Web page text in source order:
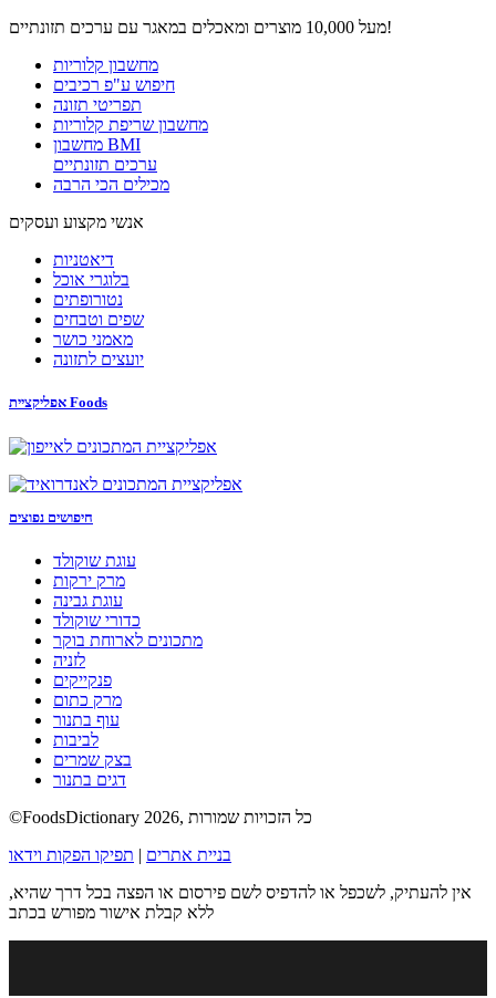
מעל 10,000 מוצרים ומאכלים במאגר עם ערכים תזונתיים!
מחשבון קלוריות
חיפוש ע"פ רכיבים
תפריטי תזונה
מחשבון שריפת קלוריות
מחשבון BMI
ערכים תזונתיים
מכילים הכי הרבה
אנשי מקצוע ועסקים
דיאטניות
בלוגרי אוכל
נטורופתים
שפים וטבחים
מאמני כושר
יועצים לתזונה
אפליקציית Foods
חיפושים נפוצים
עוגת שוקולד
מרק ירקות
עוגת גבינה
כדורי שוקולד
מתכונים לארוחת בוקר
לזניה
פנקייקים
מרק כתום
עוף בתנור
לביבות
בצק שמרים
דגים בתנור
©FoodsDictionary 2026, כל הזכויות שמורות
בניית אתרים | תפיקו הפקות וידאו
אין להעתיק, לשכפל או להדפיס לשם פירסום או הפצה בכל דרך שהיא,
ללא קבלת אישור מפורש בכתב